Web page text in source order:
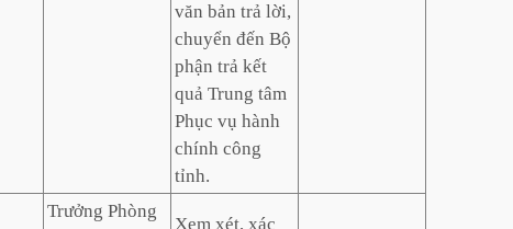
văn bản trả lời,
chuyển đến Bộ
phận trả kết
quả Trung tâm
Phục vụ hành
chính công
tỉnh.
Trưởng Phòng
Xem xét, xác